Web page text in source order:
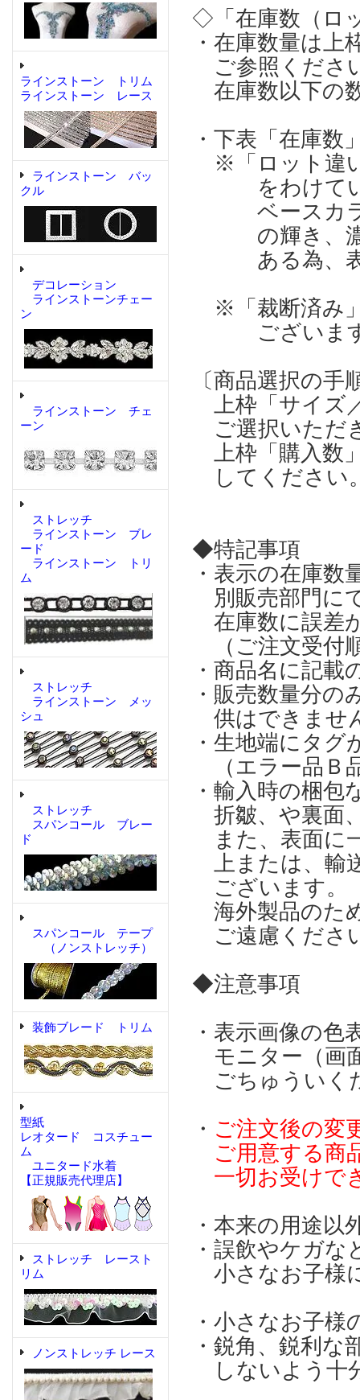
ラインストーン トリム
ラインストーン レース
ラインストーン バッ
クル
デコレーション
ラインストーンチェー
ン
ラインストーン チェ
ーン
ストレッチ
ラインストーン ブレ
ード
ラインストーン トリ
ム
ストレッチ
ラインストーン メッ
シュ
ストレッチ
スパンコール ブレー
ド
スパンコール テープ
（ノンストレッチ）
装飾ブレード トリム
型紙
レオタード コスチュー
ム
ユニタード水着
【正規販売代理店】
ストレッチ レースト
リム
ノンストレッチ レース
◇「在庫数（ロ
・在庫数量は上
ご参照くださ
在庫数以下の
・下表「在庫
※「ロット違
をわけてい
ベースカラー
の輝き、濃淡
ある為、表
※「裁断済み
ございま
〔商品選択の手
上枠「サイズ
ご選択いただ
上枠「購入数
してください
◆特記事項
・表示の在庫
別販売部門に
在庫数に誤差
（ご注文受付
・商品名に記
・販売数量分
供はできませ
・生地端にタ
（エラー品Ｂ
・輸入時の梱
折皺、や裏面
また、表面に
上または、輸
ございます。
海外製品のた
ご遠慮くださ
◆注意事項
・表示画像の
モニター（画
ごちゅういく
・ ご注文後の変
ご用意する商
一切お受けで
・本来の用途
・誤飲やケガ
小さなお子様
・小さなお子
・鋭角、鋭利
しないよう十